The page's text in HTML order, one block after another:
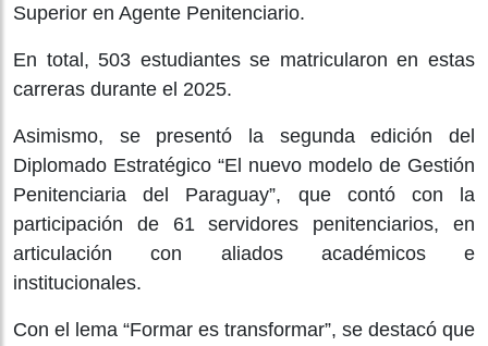
Superior en Agente Penitenciario.
En total, 503 estudiantes se matricularon en estas
carreras durante el 2025.
Asimismo, se presentó la segunda edición del
Diplomado Estratégico “El nuevo modelo de Gestión
Penitenciaria del Paraguay”, que contó con la
participación de 61 servidores penitenciarios, en
articulación con aliados académicos e
institucionales.
Con el lema “Formar es transformar”, se destacó que